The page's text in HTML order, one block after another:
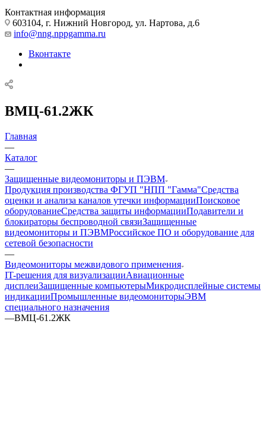
Контактная информация
603104, г. Нижний Новгород, ул. Нартова, д.6
info@nng.nppgamma.ru
Вконтакте
ВМЦ-61.2ЖК
Главная
—
Каталог
—
Защищенные видеомониторы и ПЭВМ
Продукция производства ФГУП "НПП "Гамма"Средства
оценки и анализа каналов утечки информацииПоисковое
оборудованиеСредства защиты информацииПодавители и
блокираторы беспроводной связиЗащищенные
видеомониторы и ПЭВМРоссийское ПО и оборудование для
сетевой безопасности
—
Видеомониторы межвидового применения
IT-решения для визуализацииАвиационные
дисплеиЗащищенные компьютерыМикродисплейные системы
индикацииПромышленные видеомониторыЭВМ
специального назначения
—ВМЦ-61.2ЖК